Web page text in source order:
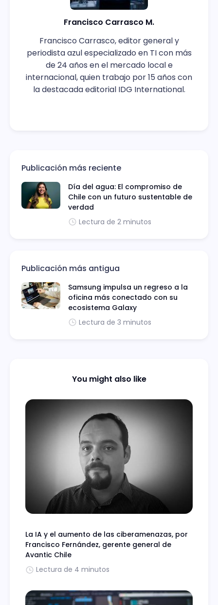
Francisco Carrasco M.
Francisco Carrasco, editor general y
periodista azul especializado en TI con más
de 24 años en el mercado local e
internacional, quien trabajo por 15 años con
la destacada editorial IDG International.
Publicación más reciente
Día del agua: El compromiso de
Chile con un futuro sustentable de
verdad
Lectura de 2 minutos
Publicación más antigua
Samsung impulsa un regreso a la
oficina más conectado con su
ecosistema Galaxy
Lectura de 3 minutos
You might also like
La IA y el aumento de las ciberamenazas, por
Francisco Fernández, gerente general de
Avantic Chile
Lectura de 4 minutos